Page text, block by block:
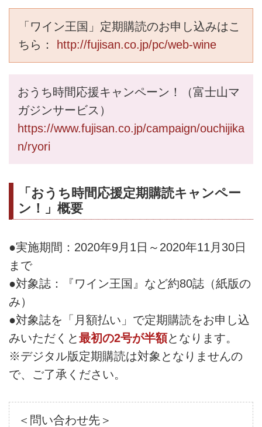
「ワイン王国」定期購読のお申し込みはこ
ちら： http://fujisan.co.jp/pc/web-wine
おうち時間応援キャンペーン！（富士山マ
ガジンサービス）
https://www.fujisan.co.jp/campaign/ouchijika
n/ryori
「おうち時間応援定期購読キャンペー
ン！」概要
●実施期間：2020年9月1日～2020年11月30日
まで
●対象誌：『ワイン王国』など約80誌（紙版の
み）
●対象誌を「月額払い」で定期購読をお申し込
みいただくと最初の2号が半額となります。
※デジタル版定期購読は対象となりませんの
で、ご了承ください。
＜問い合わせ先＞